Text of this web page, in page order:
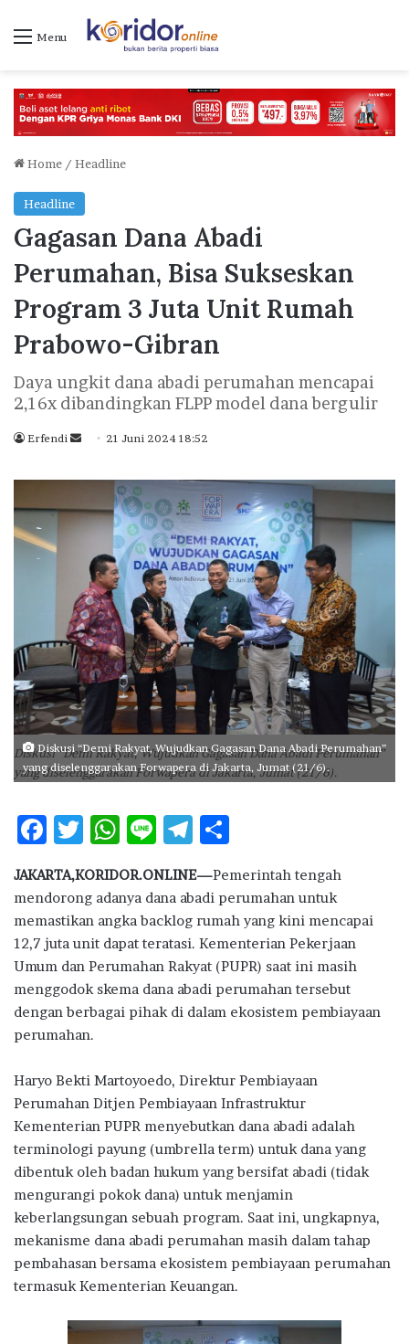
Menu
Home / Headline
Headline
Gagasan Dana Abadi
Perumahan, Bisa Sukseskan
Program 3 Juta Unit Rumah
Prabowo-Gibran
Daya ungkit dana abadi perumahan mencapai
2,16x dibandingkan FLPP model dana bergulir
Erfendi
n
m
a
i
l
21 Juni 2024 18:52
Diskusi “Demi Rakyat, Wujudkan Gagasan Dana Abadi Perumahan”
yang diselenggarakan Forwapera di Jakarta, Jumat (21/6).
Diskusi “Demi Rakyat, Wujudkan Gagasan Dana Abadi Perumahan”
yang diselenggarakan Forwapera di Jakarta, Jumat (21/6).
F
e
b
o
o
k
T
it
te
r
W
at
s
A
p
p
Li
e
T
e
g
ra
m
ar
e
JAKARTA,KORIDOR.ONLINE—Pemerintah tengah
mendorong adanya dana abadi perumahan untuk
memastikan angka backlog rumah yang kini mencapai
12,7 juta unit dapat teratasi. Kementerian Pekerjaan
Umum dan Perumahan Rakyat (PUPR) saat ini masih
menggodok skema dana abadi perumahan tersebut
dengan berbagai pihak di dalam ekosistem pembiayaan
perumahan.
Haryo Bekti Martoyoedo, Direktur Pembiayaan
Perumahan Ditjen Pembiayaan Infrastruktur
Kementerian PUPR menyebutkan dana abadi adalah
terminologi payung (umbrella term) untuk dana yang
dibentuk oleh badan hukum yang bersifat abadi (tidak
mengurangi pokok dana) untuk menjamin
keberlangsungan sebuah program. Saat ini, ungkapnya,
mekanisme dana abadi perumahan masih dalam tahap
pembahasan bersama ekosistem pembiayaan perumahan
termasuk Kementerian Keuangan.